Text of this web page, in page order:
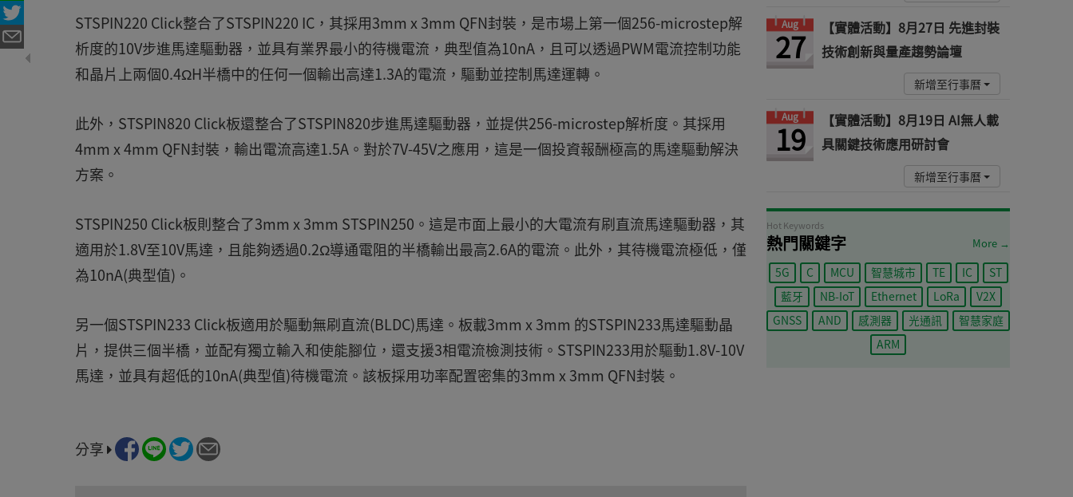
STSPIN220 Click整合了STSPIN220 IC，其採用3mm x 3mm QFN封裝，是市場上第一個256-microstep解
析度的10V步進馬達驅動器，並具有業界最小的待機電流，典型值為10nA，且可以透過PWM電流控制功能
和晶片上兩個0.4ΩH半橋中的任何一個輸出高達1.3A的電流，驅動並控制馬達運轉。
此外，STSPIN820 Click板還整合了STSPIN820步進馬達驅動器，並提供256-microstep解析度。其採用
4mm x 4mm QFN封裝，輸出電流高達1.5A。對於7V-45V之應用，這是一個投資報酬極高的馬達驅動解決
方案。
STSPIN250 Click板則整合了3mm x 3mm STSPIN250。這是市面上最小的大電流有刷直流馬達驅動器，其
適用於1.8V至10V馬達，且能夠透過0.2Ω導通電阻的半橋輸出最高2.6A的電流。此外，其待機電流極低，僅
為10nA(典型值)。
另一個STSPIN233 Click板適用於驅動無刷直流(BLDC)馬達。板載3mm x 3mm 的STSPIN233馬達驅動晶
片，提供三個半橋，並配有獨立輸入和使能腳位，還支援3相電流檢測技術。STSPIN233用於驅動1.8V-10V
馬達，並具有超低的10nA(典型值)待機電流。該板採用功率配置密集的3mm x 3mm QFN封裝。
分享
Aug
27
【實體活動】8月27日 先進封裝
技術創新與量產趨勢論壇
新增至行事曆
Aug
19
【實體活動】8月19日 AI無人載
具關鍵技術應用研討會
新增至行事曆
Hot Keywords
熱門關鍵字 More →
5G C MCU 智慧城市 TE IC
ST
藍牙
NB-IoT Ethernet LoRa
V2X
GNSS
AND 感測器 光通訊
智慧家庭
ARM